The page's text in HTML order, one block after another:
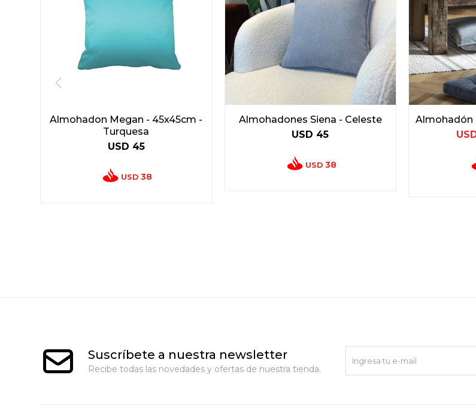
Almohadon Megan - 45x45cm -
Turquesa
USD 45
USD 38
Almohadones Siena - Celeste
USD 45
USD 38
Almohadón
Suscríbete a nuestra newsletter
Recibe todas las novedades y ofertas de nuestra tienda.